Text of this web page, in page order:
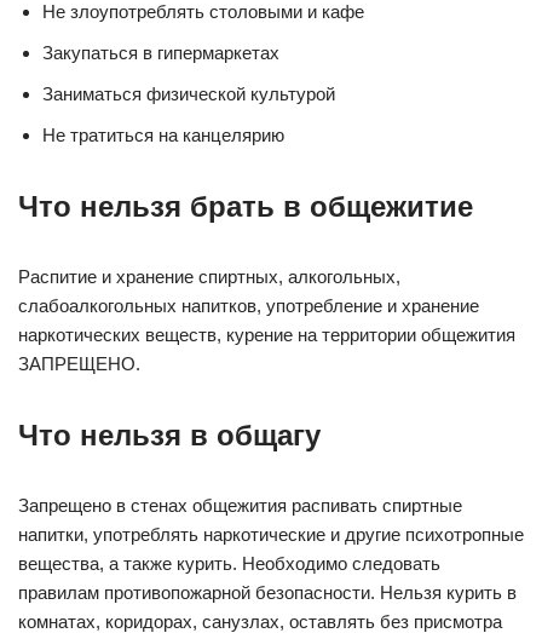
Не злоупотреблять столовыми и кафе
Закупаться в гипермаркетах
Заниматься физической культурой
Не тратиться на канцелярию
Что нельзя брать в общежитие
Распитие и хранение спиртных, алкогольных,
слабоалкогольных напитков, употребление и хранение
наркотических веществ, курение на территории общежития
ЗАПРЕЩЕНО.
Что нельзя в общагу
Запрещено в стенах общежития распивать спиртные
напитки, употреблять наркотические и другие психотропные
вещества, а также курить. Необходимо следовать
правилам противопожарной безопасности. Нельзя курить в
комнатах, коридорах, санузлах, оставлять без присмотра